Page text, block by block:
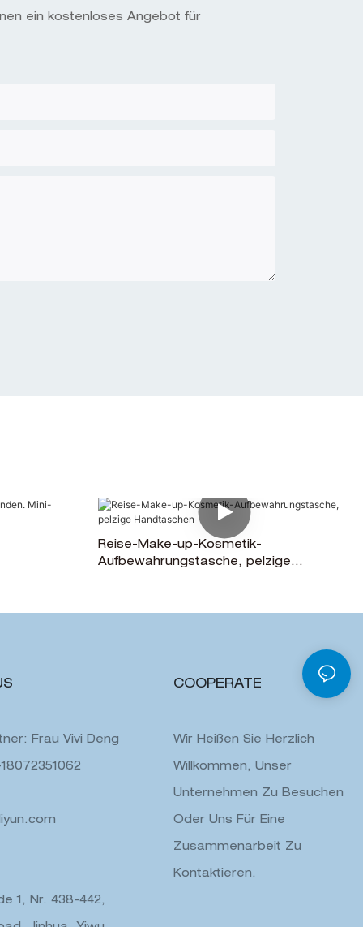
ein kostenloses Angebot für
Reise-Make-up-Kosmetik-
Aufbewahrungstasche, pelzige
Frau Vivi Deng
1, Nr. 438-442,
COOPERATE
Wir Heißen Sie Herzlich
Willkommen, Unser
Unternehmen Zu Besuchen
Oder Uns Für Eine
Zusammenarbeit Zu
Kontaktieren.